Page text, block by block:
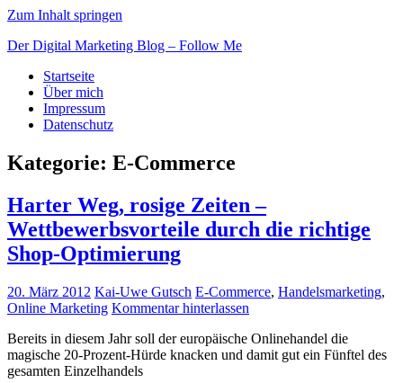
Zum Inhalt springen
Der Digital Marketing Blog – Follow Me
Startseite
Über mich
Impressum
Datenschutz
Kategorie: E-Commerce
Harter Weg, rosige Zeiten –
Wettbewerbsvorteile durch die richtige
Shop-Optimierung
20. März 2012 Kai-Uwe Gutsch E-Commerce, Handelsmarketing,
Online Marketing Kommentar hinterlassen
Bereits in diesem Jahr soll der europäische Onlinehandel die
magische 20-Prozent-Hürde knacken und damit gut ein Fünftel des
gesamten Einzelhandels